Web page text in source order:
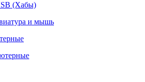
(Хабы)
и мышь